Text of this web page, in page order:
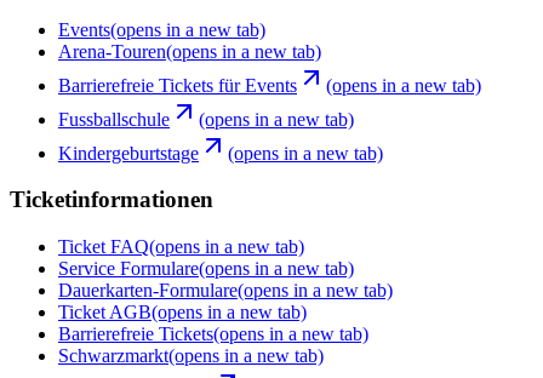
Events(opens in a new tab)
Arena-Touren(opens in a new tab)
Barrierefreie Tickets für Events
(opens in a new tab)
Fussballschule
(opens in a new tab)
Kindergeburtstage
(opens in a new tab)
Ticketinformationen
Ticket FAQ(opens in a new tab)
Service Formulare(opens in a new tab)
Dauerkarten-Formulare(opens in a new tab)
Ticket AGB(opens in a new tab)
Barrierefreie Tickets(opens in a new tab)
Schwarzmarkt(opens in a new tab)